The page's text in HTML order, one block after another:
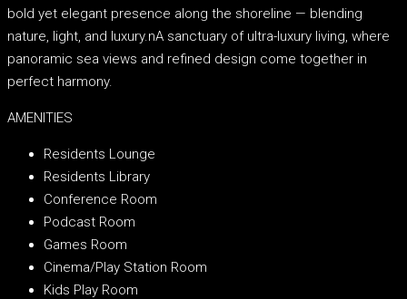
bold yet elegant presence along the shoreline — blending
nature, light, and luxury.nA sanctuary of ultra-luxury living, where
panoramic sea views and refined design come together in
perfect harmony.
AMENITIES
Residents Lounge
Residents Library
Conference Room
Podcast Room
Games Room
Cinema/Play Station Room
Kids Play Room